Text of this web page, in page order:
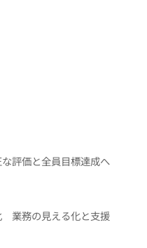
評価と全員目標達成へ
業務の見える化と支援